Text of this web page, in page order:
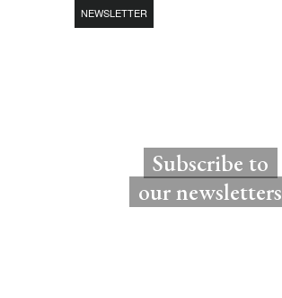
NEWSLETTER
Subscribe to
our newsletters